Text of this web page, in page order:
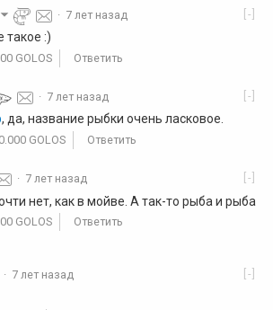
[-]
· 7 лет назад
такое :)
GOLOS Ответить
[-]
· 7 лет назад
, да, название рыбки очень ласковое.
0.000 GOLOS Ответить
[-]
· 7 лет назад
нет, как в мойве. А так-то рыба и рыба
GOLOS Ответить
[-]
· 7 лет назад